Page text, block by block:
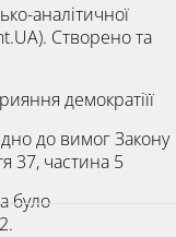
аналітичної
Створено та
демократіїї
до вимог Закону
37, частина 5
було